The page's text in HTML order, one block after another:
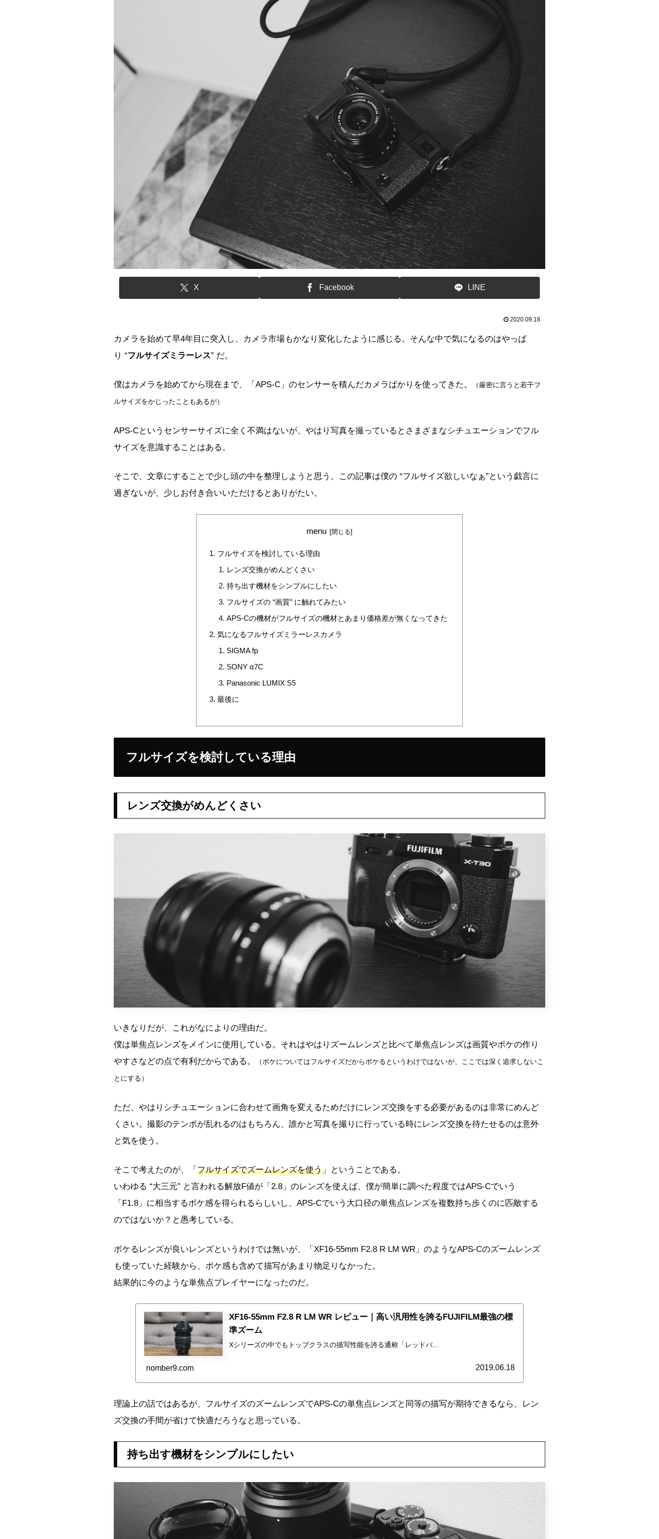
X Facebook LINE
2020.09.18
カメラを始めて早4年目に突入し、カメラ市場もかなり変化したように感じる。そんな中で気になるのはやっぱ
り “フルサイズミラーレス” だ。
僕はカメラを始めてから現在まで、「APS-C」のセンサーを積んだカメラばかりを使ってきた。 （厳密に言うと若干フ
ルサイズをかじったこともあるが）
APS-Cというセンサーサイズに全く不満はないが、やはり写真を撮っているとさまざまなシチュエーションでフル
サイズを意識することはある。
そこで、文章にすることで少し頭の中を整理しようと思う。この記事は僕の “フルサイズ欲しいなぁ”という戯言に
過ぎないが、少しお付き合いいただけるとありがたい。
menu
フルサイズを検討している理由
レンズ交換がめんどくさい
持ち出す機材をシンプルにしたい
フルサイズの “画質” に触れてみたい
APS-Cの機材がフルサイズの機材とあまり価格差が無くなってきた
気になるフルサイズミラーレスカメラ
SIGMA fp
SONY α7C
Panasonic LUMIX S5
最後に
フルサイズを検討している理由
レンズ交換がめんどくさい
いきなりだが、これがなによりの理由だ。
僕は単焦点レンズをメインに使用している。それはやはりズームレンズと比べて単焦点レンズは画質やボケの作り
やすさなどの点で有利だからである。
（ボケについてはフルサイズだからボケるというわけではないが、ここでは深く追求しないこ
とにする）
ただ、やはりシチュエーションに合わせて画角を変えるためだけにレンズ交換をする必要があるのは非常にめんど
くさい。撮影のテンポが乱れるのはもちろん、誰かと写真を撮りに行っている時にレンズ交換を待たせるのは意外
と気を使う。
そこで考えたのが、「 フルサイズでズームレンズを使う 」ということである。
いわゆる “大三元” と言われる解放F値が「2.8」のレンズを使えば、僕が簡単に調べた程度ではAPS-Cでいう
「F1.8」に相当するボケ感を得られるらしいし、APS-Cでいう大口径の単焦点レンズを複数持ち歩くのに匹敵する
のではないか？と愚考している。
ボケるレンズが良いレンズというわけでは無いが、「XF16-55mm F2.8 R LM WR」のようなAPS-Cのズームレンズ
も使っていた経験から、ボケ感も含めて描写があまり物足りなかった。
結果的に今のような単焦点プレイヤーになったのだ。
XF16-55mm F2.8 R LM WR レビュー｜高い汎用性を誇るFUJIFILM最強の標
準ズーム
Xシリーズの中でもトップクラスの描写性能を誇る通称「レッドバ...
nomber9.com 2019.06.18
理論上の話ではあるが、フルサイズのズームレンズでAPS-Cの単焦点レンズと同等の描写が期待できるなら、レン
ズ交換の手間が省けて快適だろうなと思っている。
持ち出す機材をシンプルにしたい